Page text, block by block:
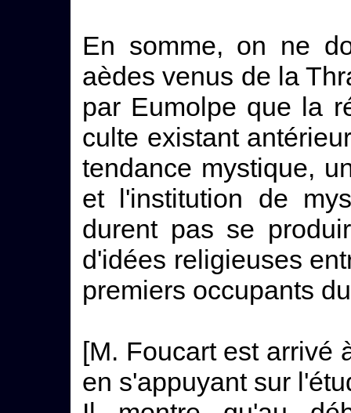
En somme, on ne
aèdes venus de la
par Eumolpe que la
culte existant
tendance mystique,
et l'institution de
durent pas se
d'idées religieuses
premiers occupants
[M. Foucart est arrivé
en s'appuyant sur